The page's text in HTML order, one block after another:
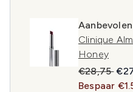
Clinique
Honey
€28,75
Bespaar